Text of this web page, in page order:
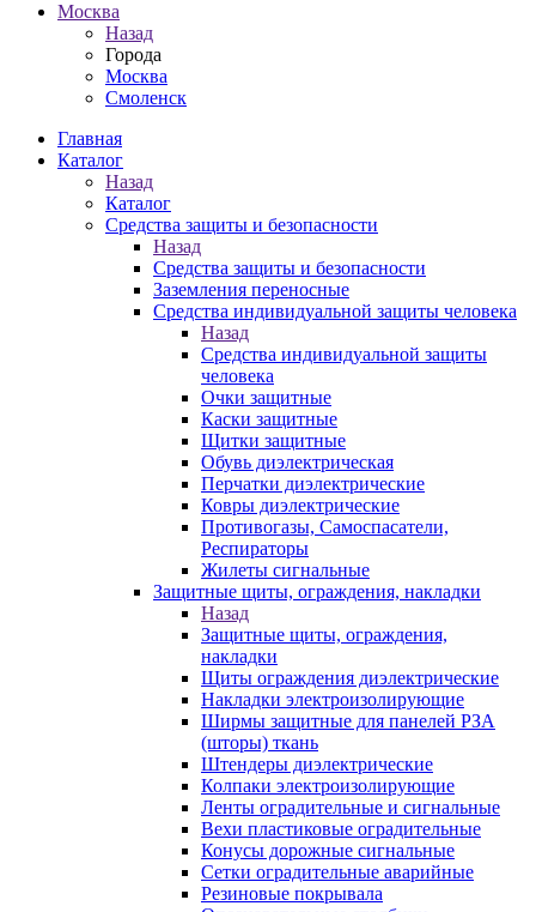
Москва
Назад
Города
Москва
Смоленск
Главная
Каталог
Назад
Каталог
Средства защиты и безопасности
Назад
Средства защиты и безопасности
Заземления переносные
Средства индивидуальной защиты человека
Назад
Средства индивидуальной защиты
человека
Очки защитные
Каски защитные
Щитки защитные
Обувь диэлектрическая
Перчатки диэлектрические
Ковры диэлектрические
Противогазы, Самоспасатели,
Респираторы
Жилеты сигнальные
Защитные щиты, ограждения, накладки
Назад
Защитные щиты, ограждения,
накладки
Щиты ограждения диэлектрические
Накладки электроизолирующие
Ширмы защитные для панелей РЗА
(шторы) ткань
Штендеры диэлектрические
Колпаки электроизолирующие
Ленты оградительные и сигнальные
Вехи пластиковые оградительные
Конусы дорожные сигнальные
Сетки оградительные аварийные
Резиновые покрывала